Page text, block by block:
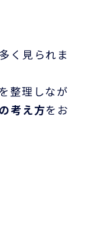
く見られま
整理しなが
考え方をお